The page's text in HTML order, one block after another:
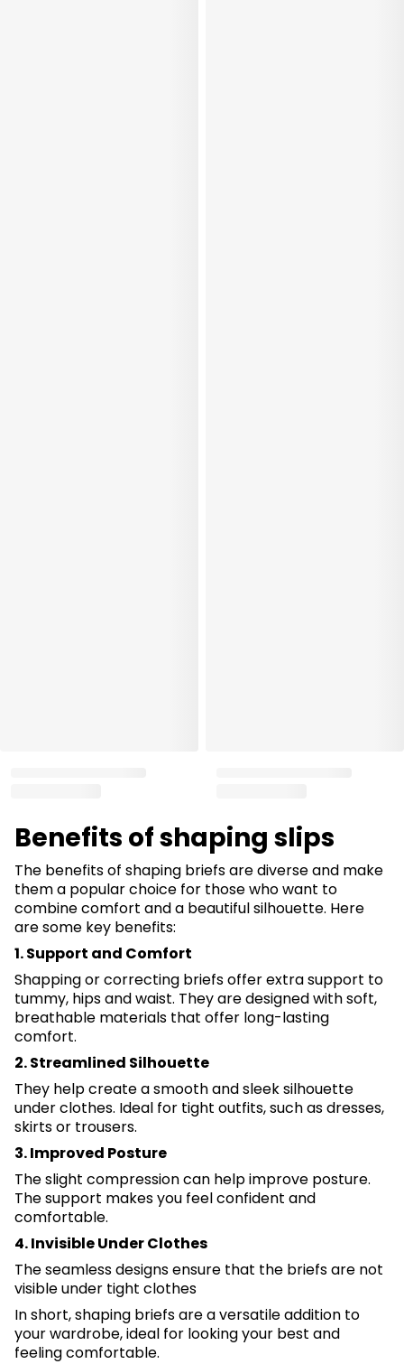
Benefits of shaping slips
The benefits of shaping briefs are diverse and make
them a popular choice for those who want to
combine comfort and a beautiful silhouette. Here
are some key benefits:
1. Support and Comfort
Shapping or correcting briefs offer extra support to
tummy, hips and waist. They are designed with soft,
breathable materials that offer long-lasting
comfort.
2. Streamlined Silhouette
They help create a smooth and sleek silhouette
under clothes. Ideal for tight outfits, such as dresses,
skirts or trousers.
3. Improved Posture
The slight compression can help improve posture.
The support makes you feel confident and
comfortable.
4. Invisible Under Clothes
The seamless designs ensure that the briefs are not
visible under tight clothes
In short, shaping briefs are a versatile addition to
your wardrobe, ideal for looking your best and
feeling comfortable.